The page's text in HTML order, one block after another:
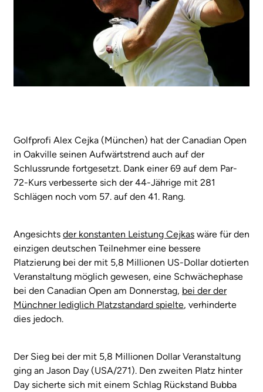
Golfprofi Alex Cejka (München) hat der Canadian Open
in Oakville seinen Aufwärtstrend auch auf der
Schlussrunde fortgesetzt. Dank einer 69 auf dem Par-
72-Kurs verbesserte sich der 44-Jährige mit 281
Schlägen noch vom 57. auf den 41. Rang.
Angesichts der konstanten Leistung Cejkas wäre für den
einzigen deutschen Teilnehmer eine bessere
Platzierung bei der mit 5,8 Millionen US-Dollar dotierten
Veranstaltung möglich gewesen, eine Schwächephase
bei den Canadian Open am Donnerstag, bei der der
Münchner lediglich Platzstandard spielte, verhinderte
dies jedoch.
Der Sieg bei der mit 5,8 Millionen Dollar Veranstaltung
ging an Jason Day (USA/271). Den zweiten Platz hinter
Day sicherte sich mit einem Schlag Rückstand Bubba